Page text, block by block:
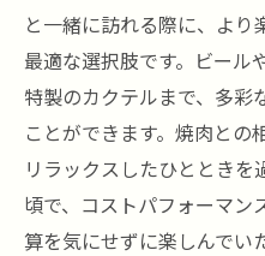
と一緒に訪れる際に、よ
最適な選択肢です。ビール
特製のカクテルまで、多彩
ことができます。焼肉との
リラックスしたひととき
頃で、コストパフォーマン
算を気にせずに楽しんでい